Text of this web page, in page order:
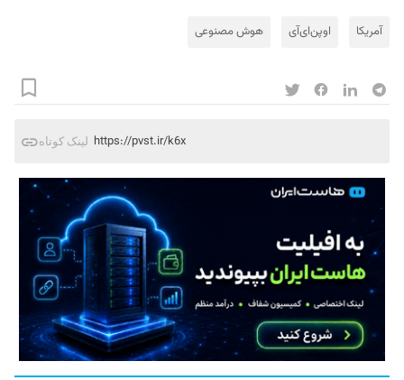
آمریکا اوپن‌ای‌آی هوش مصنوعی
لینک کوتاه https://pvst.ir/k6x